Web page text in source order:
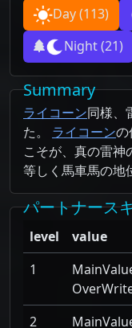
Day(113)
Night(21)
Summary
ライコーン同様、
た。 ライコーンの
こそが、真の雷神
等しく馬車馬の地
パートナース
level
value
1
2